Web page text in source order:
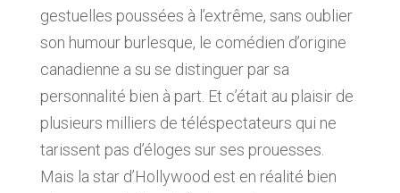
gestuelles poussées à l’extrême, sans oublier
son humour burlesque, le comédien d’origine
canadienne a su se distinguer par sa
personnalité bien à part. Et c’était au plaisir de
plusieurs milliers de téléspectateurs qui ne
tarissent pas d’éloges sur ses prouesses.
Mais la star d’Hollywood est en réalité bien